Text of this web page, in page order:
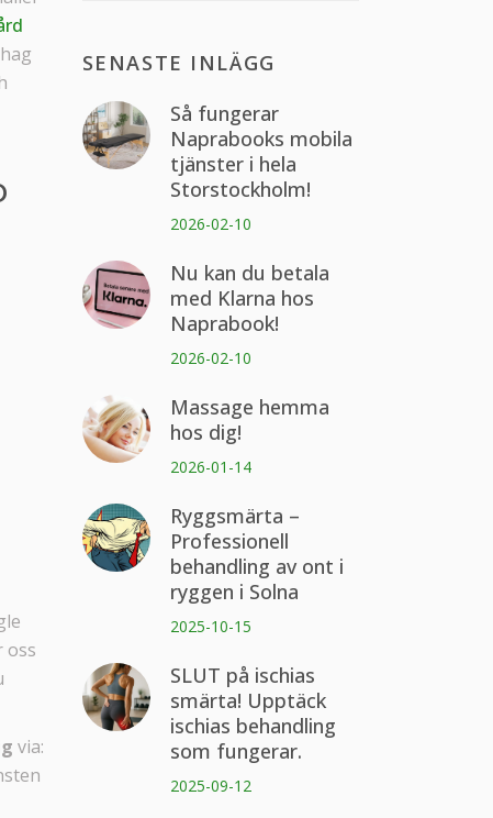
oss
via:
SENASTE INLÄGG
Så fungerar
Naprabooks mobila
tjänster i hela
Storstockholm!
2026-02-10
Nu kan du betala
med Klarna hos
Naprabook!
2026-02-10
Massage hemma
hos dig!
2026-01-14
Ryggsmärta –
Professionell
behandling av ont i
ryggen i Solna
2025-10-15
SLUT på ischias
smärta! Upptäck
ischias behandling
som fungerar.
2025-09-12